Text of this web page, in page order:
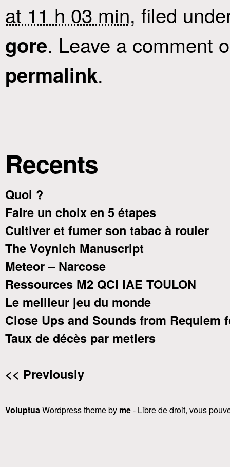
at 11 h 03 min, filed
gore. Leave a comment
permalink.
Recents
Quoi ?
Faire un choix en 5 étapes
Cultiver et fumer son tabac à rouler
The Voynich Manuscript
Meteor – Narcose
Ressources M2 QCI IAE TOULON
Le meilleur jeu du monde
Close Ups and Sounds from Requiem
Taux de décès par metiers
<< Previously
VoluptuaWordpress theme by me- Libre de droit, vous